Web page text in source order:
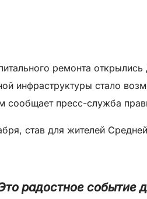
ремонта
инфраструктуры стало
пресс-служба
став для жителей
радостное событие